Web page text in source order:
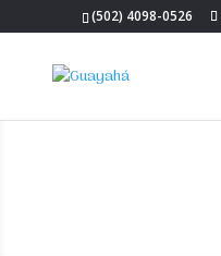
(502) 4098-0526